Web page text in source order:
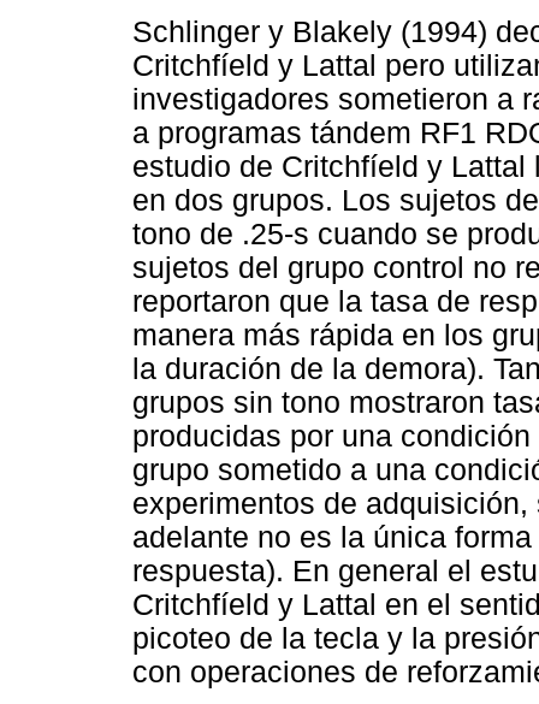
Schlinger y Blakely (1994)
Critchfíeld y Lattal pero
investigadores sometieron a
a programas tándem RF1
estudio de Critchfíeld y
en dos grupos. Los sujetos
tono de .25-s cuando se
sujetos del grupo control no
reportaron que la tasa de
manera más rápida en los
la duración de la demora).
grupos sin tono mostraron
producidas por una
grupo sometido a una
experimentos de
adelante no es la única
respuesta). En general el
Critchfíeld y Lattal en el
picoteo de la tecla y la
con operaciones de